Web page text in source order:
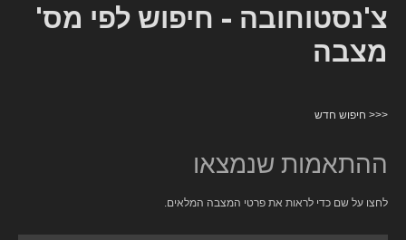
צ'נסטוחובה - חיפוש לפי מס'
מצבה
<<< חיפוש חדש
ההתאמות שנמצאו
לחצו על שם כדי לראות את פרטי המצבה המלאים.